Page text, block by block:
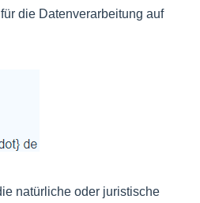
die Datenverarbeitung auf
natürliche oder juristische